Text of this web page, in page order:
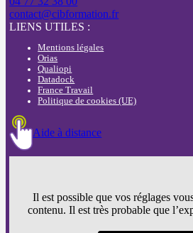
contact@cibformation.fr
LIENS UTILES :
Mentions légales
Orias
Qualiopi
Datadock
France Travail
Politique de cookies (UE)
Aide à distance
Il est possible que vos réglages
contenu. Il est très probable que